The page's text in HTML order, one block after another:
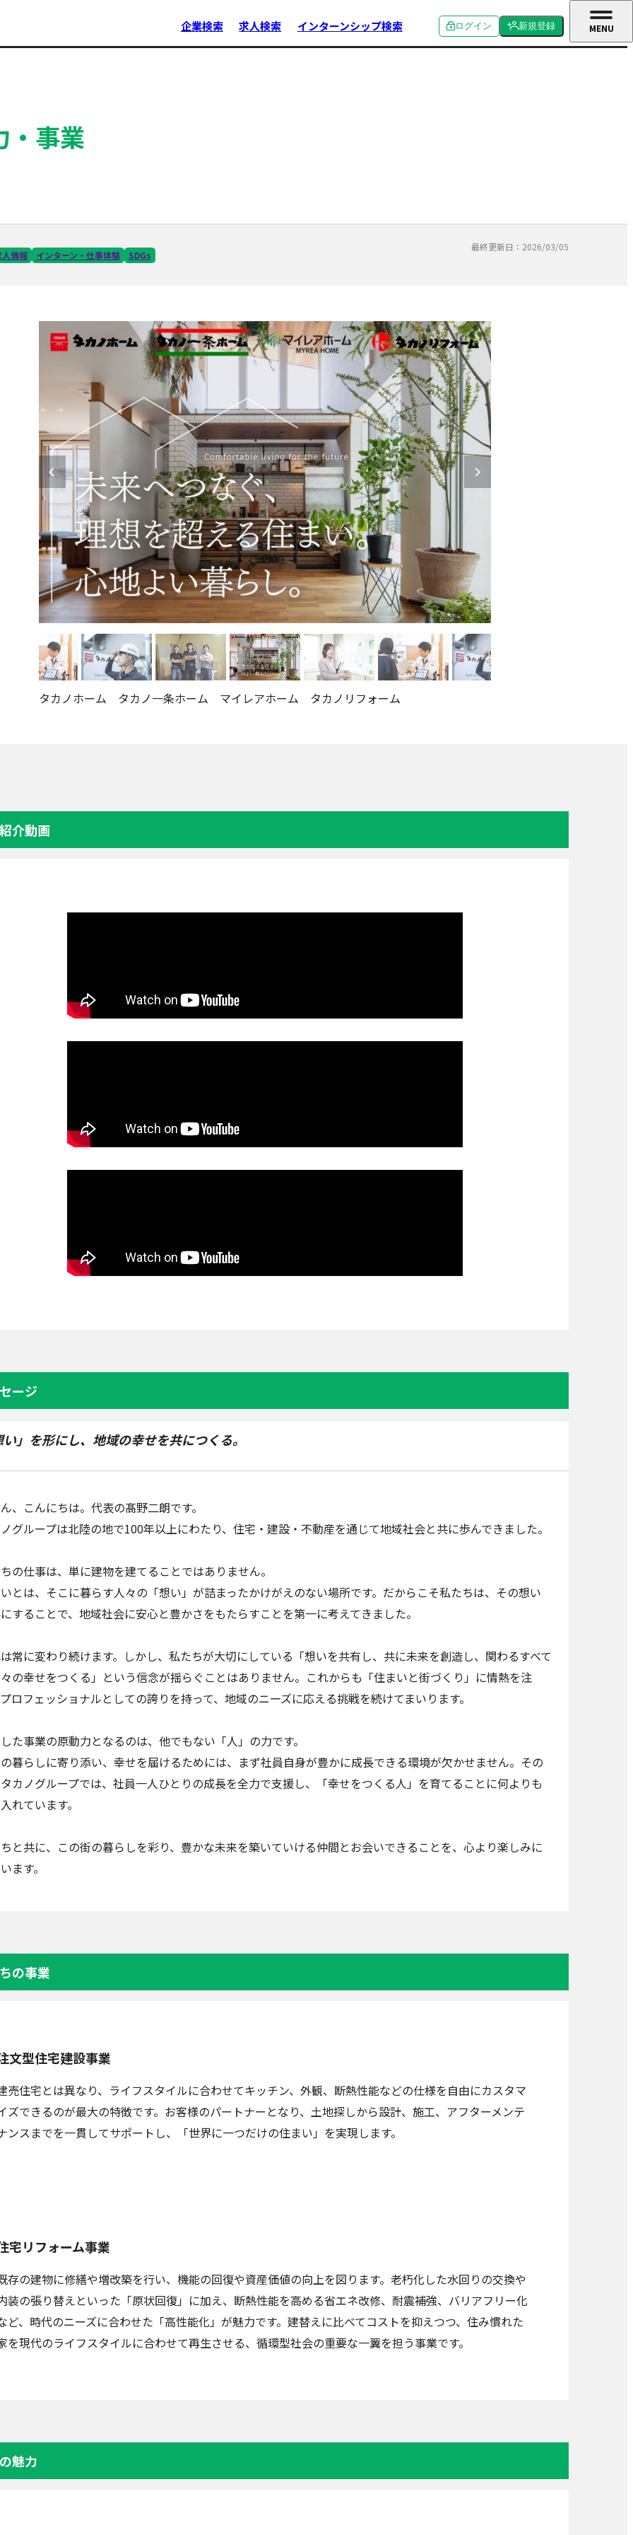
企業検索 求人検索 インターンシップ検索 ログイン 新規登録
・事業
情報 インターン・仕事体験 SDGs
最終更新日：2026/03/05
タカノホーム タカノ一条ホーム マイレアホーム タカノリフォーム
介動画
ージ
」を形にし、地域の幸せを共につくる。
、こんにちは。代表の髙野二朗です。
グループは北陸の地で100年以上にわたり、住宅・建設・不動産を通じて地域社会と共に歩んできました。
の仕事は、単に建物を建てることではありません。
とは、そこに暮らす人々の「想い」が詰まったかけがえのない場所です。だからこそ私たちは、その想い
することで、地域社会に安心と豊かさをもたらすことを第一に考えてきました。
常に変わり続けます。しかし、私たちが大切にしている「想いを共有し、共に未来を創造し、関わるすべて
の幸せをつくる」という信念が揺らぐことはありません。これからも「住まいと街づくり」に情熱を注
ロフェッショナルとしての誇りを持って、地域のニーズに応える挑戦を続けてまいります。
た事業の原動力となるのは、他でもない「人」の力です。
暮らしに寄り添い、幸せを届けるためには、まず社員自身が豊かに成長できる環境が欠かせません。その
カノグループでは、社員一人ひとりの成長を全力で支援し、「幸せをつくる人」を育てることに何よりも
れています。
と共に、この街の暮らしを彩り、豊かな未来を築いていける仲間とお会いできることを、心より楽しみに
ます。
の事業
文型住宅建設事業
売住宅とは異なり、ライフスタイルに合わせてキッチン、外観、断熱性能などの仕様を自由にカスタマ
ズできるのが最大の特徴です。お客様のパートナーとなり、土地探しから設計、施工、アフターメンテ
ンスまでを一貫してサポートし、「世界に一つだけの住まい」を実現します。
宅リフォーム事業
存の建物に修繕や増改築を行い、機能の回復や資産価値の向上を図ります。老朽化した水回りの交換や
装の張り替えといった「原状回復」に加え、断熱性能を高める省エネ改修、耐震補強、バリアフリー化
ど、時代のニーズに合わせた「高性能化」が魅力です。建替えに比べてコストを抑えつつ、住み慣れた
を現代のライフスタイルに合わせて再生させる、循環型社会の重要な一翼を担う事業です。
魅力
MENU